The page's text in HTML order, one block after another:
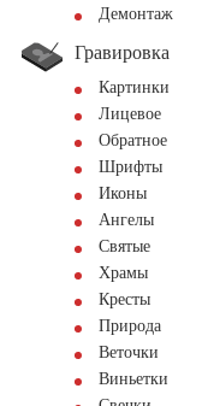
Демонтаж
Гравировка
Картинки
Лицевое
Обратное
Шрифты
Иконы
Ангелы
Святые
Храмы
Кресты
Природа
Веточки
Виньетки